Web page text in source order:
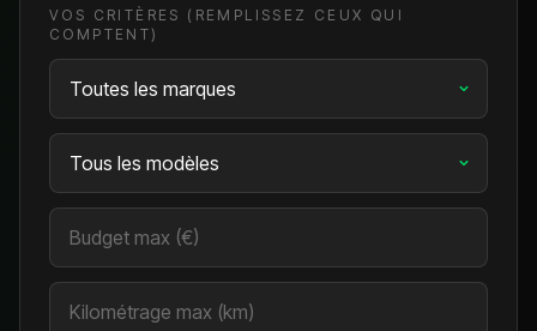
VOS CRITÈRES (REMPLISSEZ CEUX QUI
COMPTENT)